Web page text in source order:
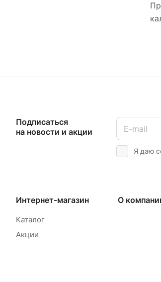
Подписаться
на новости и акции
Я даю
Интернет-магазин
Каталог
Акции
О